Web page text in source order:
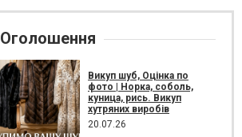
Оголошення
Викуп шуб, Оцінка по
фото | Норка, соболь,
куница, рись. Викуп
хутряних виробів
20.07.26